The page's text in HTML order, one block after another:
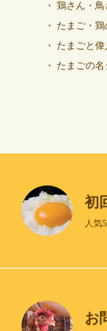
鶏さん・鳥
たまご・
たまごと偉
たまごの名
初
人気
お